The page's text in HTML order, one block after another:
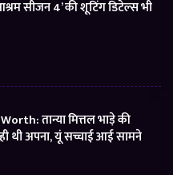
सीजन 4’ की शूटिंग डिटेल्स भी
तान्या मित्तल भाड़े की
थी अपना, यूं सच्चाई आई सामने